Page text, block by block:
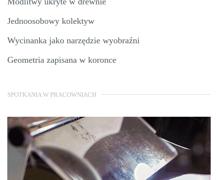
Jednoosobowy kolektyw
Wycinanka jako narzędzie wyobraźni
Geometria zapisana w koronce
SPOTKANIA W PRACOWNIACH